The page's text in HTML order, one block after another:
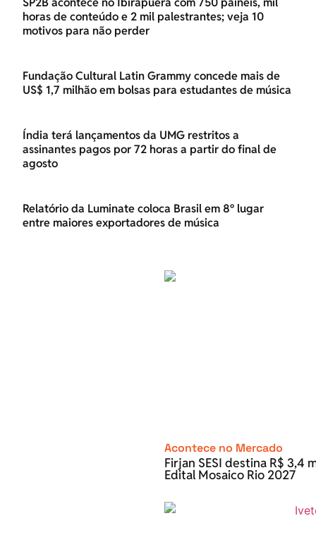
horas de conteúdo e 2 mil palestrantes; veja 10
motivos para não perder
Fundação Cultural Latin Grammy concede mais de
US$ 1,7 milhão em bolsas para estudantes de música
Índia terá lançamentos da UMG restritos a
assinantes pagos por 72 horas a partir do final de
agosto
Relatório da Luminate coloca Brasil em 8º lugar
entre maiores exportadores de música
Acontece no Mercado
Firjan SESI destina R$ 3,4
Edital Mosaico Rio 2027